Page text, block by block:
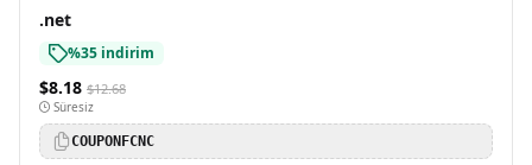
.net
%35 indirim
$8.18 $12.68
Süresiz
COUPONFCNC